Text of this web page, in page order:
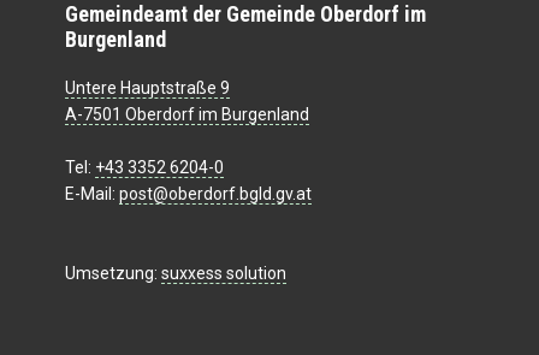
Gemeindeamt der Gemeinde Oberdorf im
Burgenland
Untere Hauptstraße 9
A-7501 Oberdorf im Burgenland
Tel: +43 3352 6204-0
E-Mail: post@oberdorf.bgld.gv.at
Umsetzung: suxxess solution